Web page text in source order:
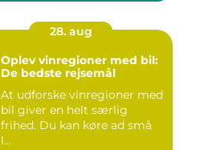
28. aug
Oplev vinregioner med bil:
De bedste rejsemål
At udforske vinregioner med
bil giver en helt særlig
frihed. Du kan køre ad små
l...